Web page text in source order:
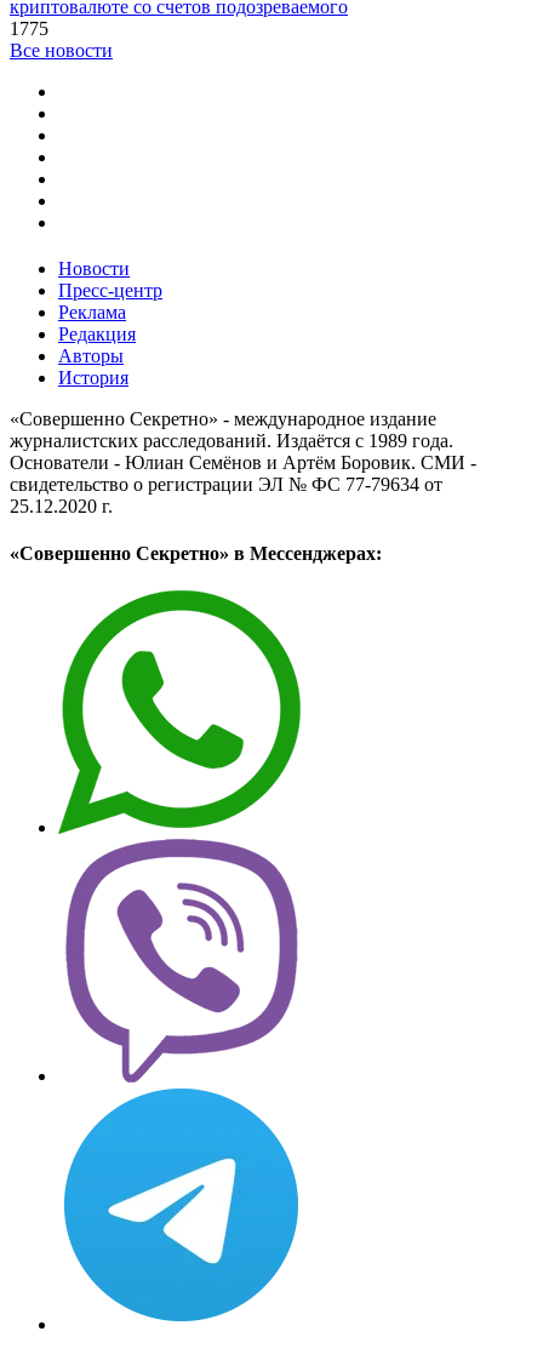
криптовалюте со счетов подозреваемого
1775
Все новости
Новости
Пресс-центр
Реклама
Редакция
Авторы
История
«Совершенно Секретно» - международное издание
журналистских расследований. Издаётся с 1989 года.
Основатели - Юлиан Семёнов и Артём Боровик. CМИ -
свидетельство о регистрации ЭЛ № ФС 77-79634 от
25.12.2020 г.
«Совершенно Секретно» в Мессенджерах: